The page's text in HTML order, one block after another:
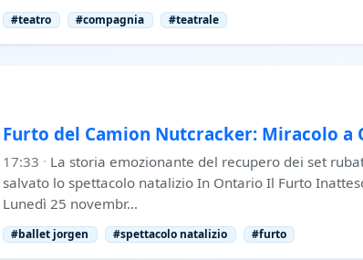
#teatro #compagnia #teatrale
Furto del Camion Nutcracker: Miracolo a
17:33 · La storia emozionante del recupero dei set
salvato lo spettacolo natalizio In Ontario Il Furto
Lunedì 25 novembr…
#ballet jorgen #spettacolo natalizio #furto